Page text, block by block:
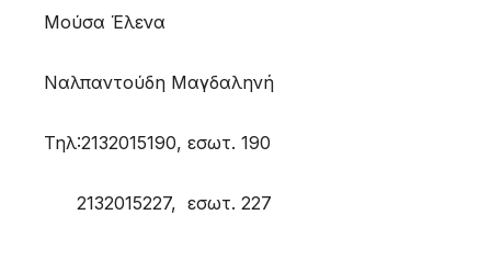
Μούσα Έλενα
Ναλπαντούδη Μαγδαληνή
Τηλ:2132015190, εσωτ. 190
2132015227, εσωτ. 227